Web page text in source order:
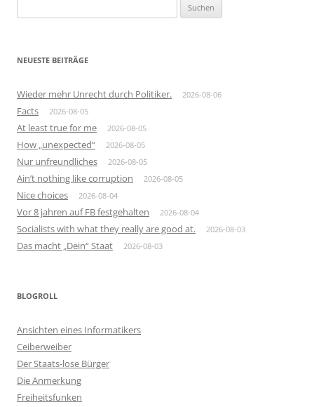
nach:
NEUESTE BEITRÄGE
Wieder mehr Unrecht durch Politiker. 2026-08-06
Facts 2026-08-05
At least true for me 2026-08-05
How „unexpected“ 2026-08-05
Nur unfreundliches 2026-08-05
Ain’t nothing like corruption 2026-08-05
Nice choices 2026-08-04
Vor 8 jahren auf FB festgehalten 2026-08-04
Socialists with what they really are good at. 2026-08-03
Das macht „Dein“ Staat 2026-08-03
BLOGROLL
Ansichten eines Informatikers
Ceiberweiber
Der Staats-lose Bürger
Die Anmerkung
Freiheitsfunken